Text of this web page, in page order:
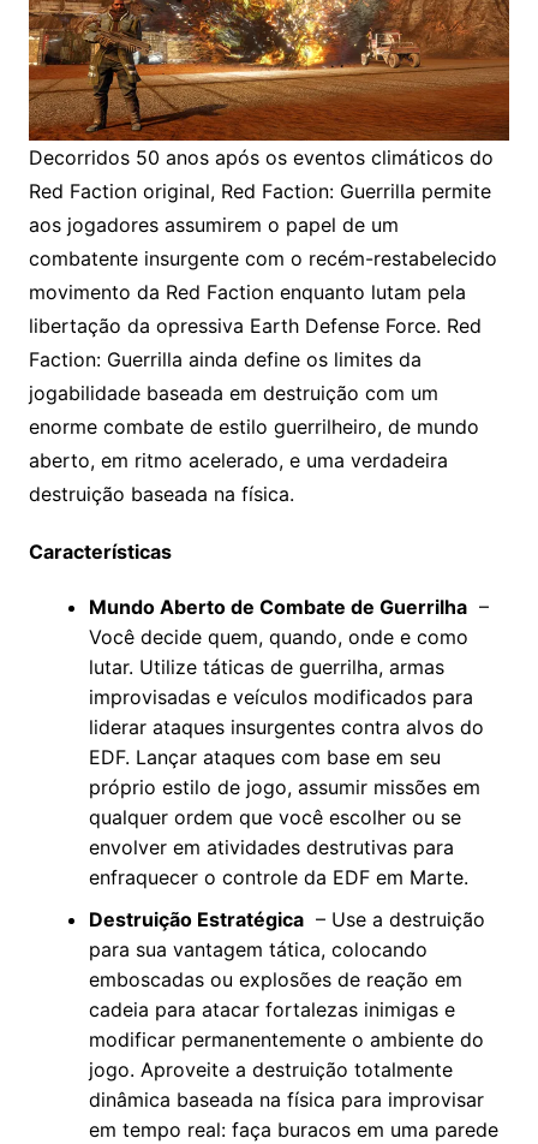
Decorridos 50 anos após os eventos climáticos do
Red Faction original, Red Faction: Guerrilla permite
aos jogadores assumirem o papel de um
combatente insurgente com o recém-restabelecido
movimento da Red Faction enquanto lutam pela
libertação da opressiva Earth Defense Force. Red
Faction: Guerrilla ainda define os limites da
jogabilidade baseada em destruição com um
enorme combate de estilo guerrilheiro, de mundo
aberto, em ritmo acelerado, e uma verdadeira
destruição baseada na física.
Características
Mundo Aberto de Combate de Guerrilha–
Você decide quem, quando, onde e como
lutar. Utilize táticas de guerrilha, armas
improvisadas e veículos modificados para
liderar ataques insurgentes contra alvos do
EDF. Lançar ataques com base em seu
próprio estilo de jogo, assumir missões em
qualquer ordem que você escolher ou se
envolver em atividades destrutivas para
enfraquecer o controle da EDF em Marte.
Destruição Estratégica– Use a destruição
para sua vantagem tática, colocando
emboscadas ou explosões de reação em
cadeia para atacar fortalezas inimigas e
modificar permanentemente o ambiente do
jogo. Aproveite a destruição totalmente
dinâmica baseada na física para improvisar
em tempo real: faça buracos em uma parede